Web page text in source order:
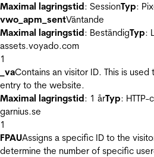
Maximal lagringstid: SessionTyp:
vwo_apm_sentVäntande
Maximal lagringstid: BeständigTyp:
assets.voyado.com
1
_vaContains an visitor ID. This is
entry to the website.
Maximal lagringstid: 1 årTyp: HTTP-
garnius.se
1
FPAUAssigns a specific ID to the
determine the number of specific